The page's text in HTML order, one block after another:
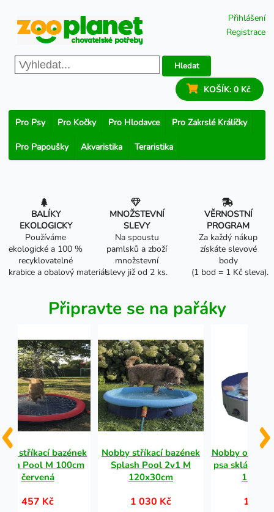
Přihlášení
Registrace
Hledat
KOŠÍK: 0 Kč
Pro Psy Pro Kočky Pro Hlodavce Pro Zakrslé Králíčky
Pro Papoušky Akvaristika Teraristika
BALÍKY
EKOLOGICKY
Používáme
ekologické a 100 %
recyklovatelné
krabice a obalový materiál.
MNOŽSTEVNÍ
SLEVY
Na spoustu
pamlsků a zboží
množstevní
slevy již od 2 ks.
VĚRNOSTNÍ
PROGRAM
Za každý nákup
získáte slevové
body
(1 bod = 1 Kč sleva).
Připravte se na pařáky
stříkací bazének
Pool M 100cm
červená
457 Kč
Nobby stříkací bazének
Splash Pool 2v1 M
120x30cm
1 030 Kč
Nobby
psa skládací
1 660